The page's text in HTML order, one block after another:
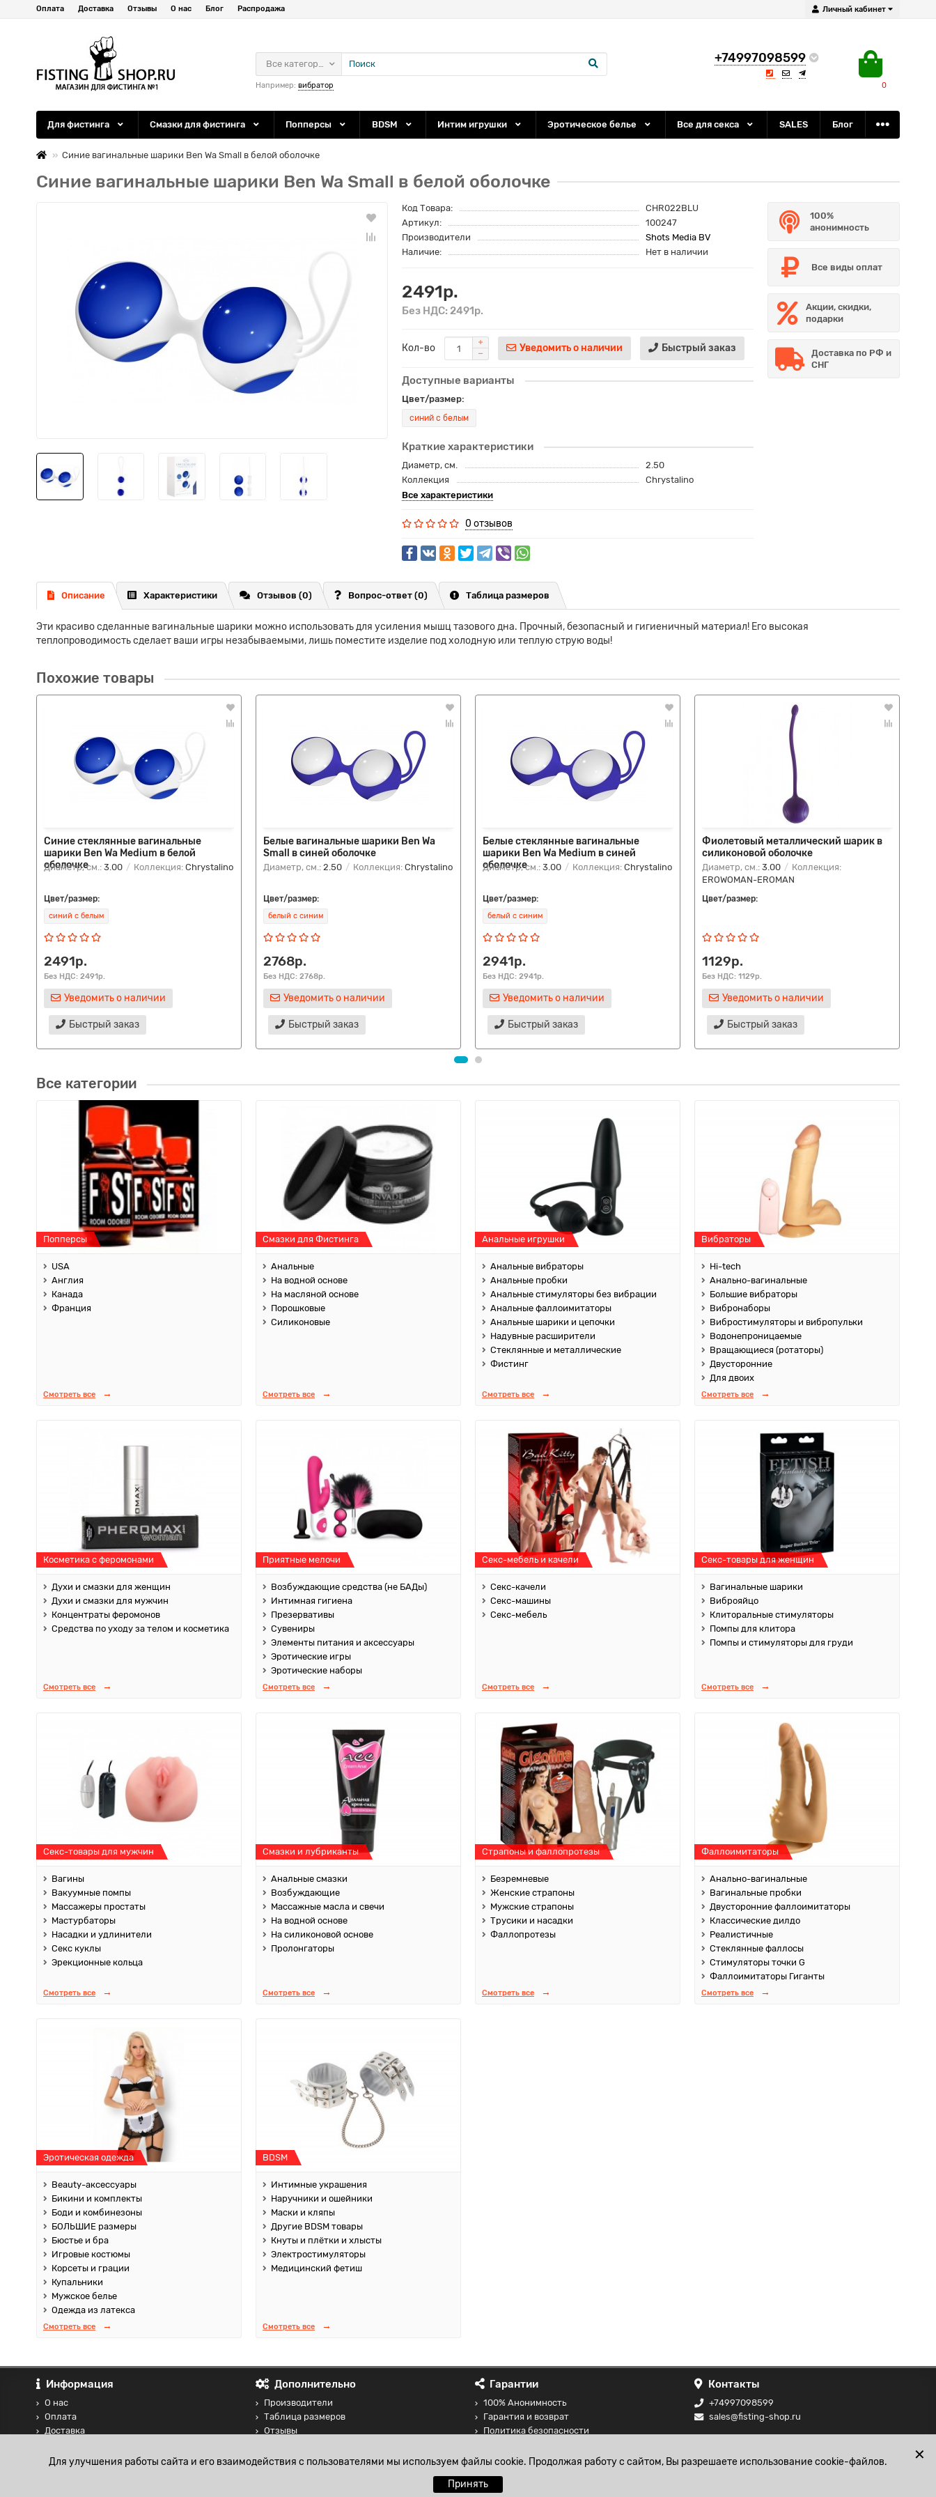
Личный кабинет
Оплата Доставка Отзывы О нас Блог Распродажа
+74997098599
0
Все категории
Например: вибратор
Для фистинга Смазки для фистинга Попперсы BDSM Интим игрушки Эротическое белье Все для секса SALES Блог
Синие вагинальные шарики Ben Wa Small в белой оболочке
Синие вагинальные шарики Ben Wa Small в белой оболочке
Код Товара:
CHR022BLU
Артикул:
100247
Производители
Shots Media BV
Наличие:
Нет в наличии
2491р.
Без НДС: 2491р.
Кол-во Уведомить о наличии Быстрый заказ
Доступные варианты
Цвет/размер:
синий с белым
Краткие характеристики
Диаметр, см.
2.50
Коллекция
Chrystalino
Все характеристики
0 отзывов
100%
анонимность
Все виды оплат
Акции, скидки,
подарки
Доставка по РФ и
СНГ
Описание Характеристики Отзывов (0) Вопрос-ответ (0) Таблица размеров
Эти красиво сделанные вагинальные шарики можно использовать для усиления мышц тазового дна. Прочный, безопасный и гигиеничный материал! Его высокая
теплопроводимость сделает ваши игры незабываемыми, лишь поместите изделие под холодную или теплую струю воды!
Похожие товары
Синие стеклянные вагинальные
шарики Ben Wa Medium в белой
оболочке
Диаметр, см.: 3.00 Коллекция: Chrystalino
Цвет/размер:
синий с белым
2491р.
Без НДС: 2491р.
Уведомить о наличии
Быстрый заказ
Белые вагинальные шарики Ben Wa
Small в синей оболочке
Диаметр, см.: 2.50 Коллекция: Chrystalino
Цвет/размер:
белый с синим
2768р.
Без НДС: 2768р.
Уведомить о наличии
Быстрый заказ
Белые стеклянные вагинальные
шарики Ben Wa Medium в синей
оболочке
Диаметр, см.: 3.00 Коллекция: Chrystalino
Цвет/размер:
белый с синим
2941р.
Без НДС: 2941р.
Уведомить о наличии
Быстрый заказ
Фиолетовый металлический шарик в
силиконовой оболочке
Диаметр, см.: 3.00
Коллекция:
EROWOMAN-EROMAN
Цвет/размер:
1129р.
Без НДС: 1129р.
Уведомить о наличии
Быстрый заказ
Все категории
Попперсы
USA
Англия
Канада
Франция
Смотреть все
Смазки для Фистинга
Анальные
На водной основе
На масляной основе
Порошковые
Силиконовые
Смотреть все
Анальные игрушки
Анальные вибраторы
Анальные пробки
Анальные стимуляторы без вибрации
Анальные фаллоимитаторы
Анальные шарики и цепочки
Надувные расширители
Стеклянные и металлические
Фистинг
Смотреть все
Вибраторы
Hi-tech
Анально-вагинальные
Большие вибраторы
Вибронаборы
Вибростимуляторы и вибропульки
Водонепроницаемые
Вращающиеся (ротаторы)
Двусторонние
Для двоих
Смотреть все
Косметика с феромонами
Духи и смазки для женщин
Духи и смазки для мужчин
Концентраты феромонов
Средства по уходу за телом и косметика
Смотреть все
Приятные мелочи
Возбуждающие средства (не БАДы)
Интимная гигиена
Презервативы
Сувениры
Элементы питания и аксессуары
Эротические игры
Эротические наборы
Смотреть все
Секс-мебель и качели
Секс-качели
Секс-машины
Секс-мебель
Смотреть все
Секс-товары для женщин
Вагинальные шарики
Виброяйцо
Клиторальные стимуляторы
Помпы для клитора
Помпы и стимуляторы для груди
Смотреть все
Секс-товары для мужчин
Вагины
Вакуумные помпы
Массажеры простаты
Мастурбаторы
Насадки и удлинители
Секс куклы
Эрекционные кольца
Смотреть все
Смазки и лубриканты
Анальные смазки
Возбуждающие
Массажные масла и свечи
На водной основе
На силиконовой основе
Пролонгаторы
Смотреть все
Страпоны и фаллопротезы
Безремневые
Женские страпоны
Мужские страпоны
Трусики и насадки
Фаллопротезы
Смотреть все
Фаллоимитаторы
Анально-вагинальные
Вагинальные пробки
Двусторонние фаллоимитаторы
Классические дилдо
Реалистичные
Стеклянные фаллосы
Стимуляторы точки G
Фаллоимитаторы Гиганты
Смотреть все
Эротическая одежда
Beauty-аксессуары
Бикини и комплекты
Боди и комбинезоны
БОЛЬШИЕ размеры
Бюстье и бра
Игровые костюмы
Корсеты и грации
Купальники
Мужское белье
Одежда из латекса
Смотреть все
BDSM
Интимные украшения
Наручники и ошейники
Маски и кляпы
Другие BDSM товары
Кнуты и плётки и хлысты
Электростимуляторы
Медицинский фетиш
Смотреть все
Информация
О нас
Оплата
Доставка
Блог
Дополнительно
Производители
Таблица размеров
Отзывы
Гарантии
100% Анонимность
Гарантия и возврат
Политика безопасности
данных
Контакты
+74997098599
sales@fisting-shop.ru
✕
Для улучшения работы сайта и его взаимодействия с пользователями мы используем файлы cookie. Продолжая работу с сайтом, Вы разрешаете использование cookie-файлов.
Принять